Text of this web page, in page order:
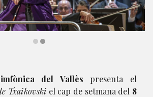
del Vallès presenta el
Txaikovski el cap de setmana del 8